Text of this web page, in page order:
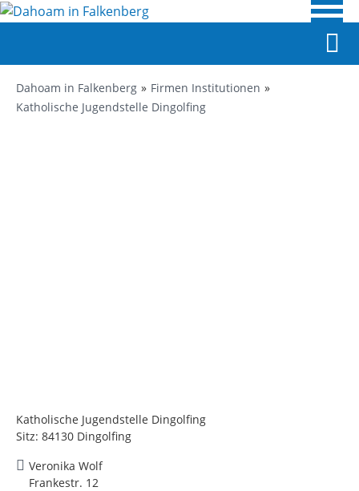
Dahoam in Falkenberg
Firmen Institutionen
Katholische Jugendstelle Dingolfing
Katholische Jugendstelle Dingolfing
Sitz: 84130 Dingolfing
Veronika Wolf
Frankestr. 12